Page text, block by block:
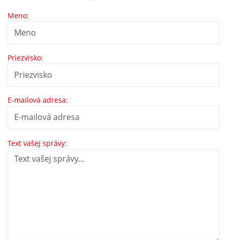
Meno:
Priezvisko:
E-mailová adresa:
Text vašej správy: